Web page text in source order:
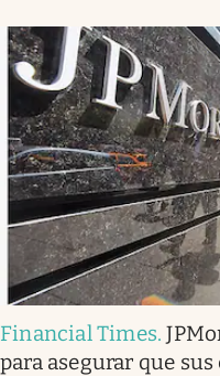
Financial Times.
para asegurar que